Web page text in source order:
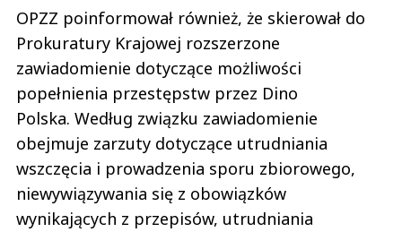
OPZZ poinformował również, że skierował do
Prokuratury Krajowej rozszerzone
zawiadomienie dotyczące możliwości
popełnienia przestępstw przez Dino
Polska. Według związku zawiadomienie
obejmuje zarzuty dotyczące utrudniania
wszczęcia i prowadzenia sporu zbiorowego,
niewywiązywania się z obowiązków
wynikających z przepisów, utrudniania